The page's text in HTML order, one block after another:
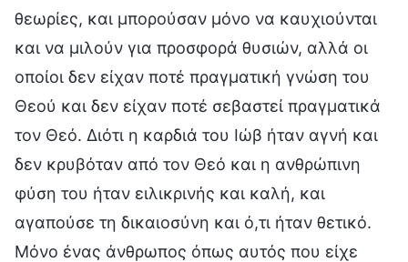
θεωρίες, και μπορούσαν μόνο να καυχιούνται
και να μιλούν για προσφορά θυσιών, αλλά οι
οποίοι δεν είχαν ποτέ πραγματική γνώση του
Θεού και δεν είχαν ποτέ σεβαστεί πραγματικά
τον Θεό. Διότι η καρδιά του Ιώβ ήταν αγνή και
δεν κρυβόταν από τον Θεό και η ανθρώπινη
φύση του ήταν ειλικρινής και καλή, και
αγαπούσε τη δικαιοσύνη και ό,τι ήταν θετικό.
Μόνο ένας άνθρωπος όπως αυτός που είχε